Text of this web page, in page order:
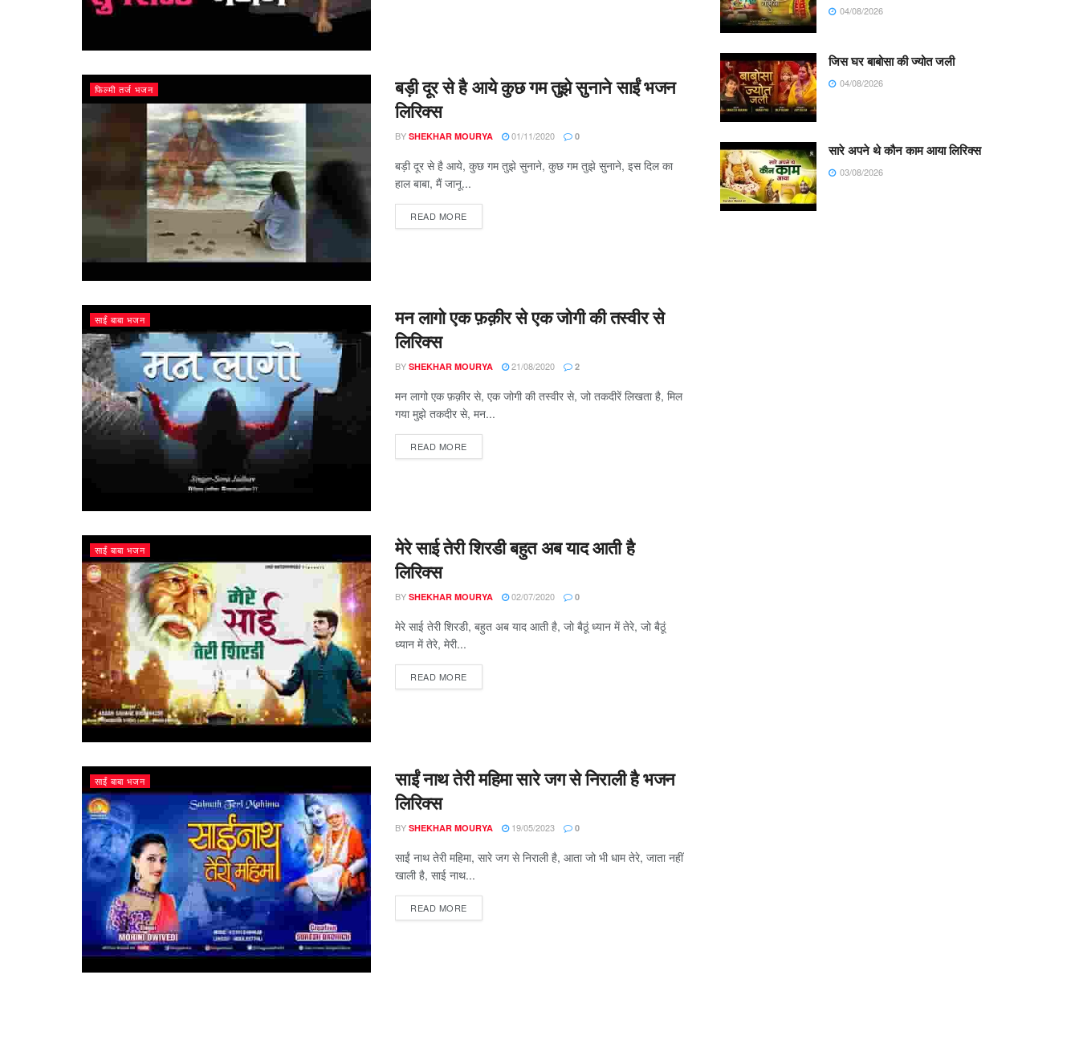
फिल्मी तर्ज भजन
बड़ी दूर से है आये कुछ गम तुझे सुनाने साईं भजन
लिरिक्स
BY SHEKHAR MOURYA 01/11/2020 0
बड़ी दूर से है आये, कुछ गम तुझे सुनाने, कुछ गम तुझे सुनाने, इस दिल का
हाल बाबा, मैं जानू...
READ MOREDETAILS
साईं बाबा भजन
मन लागो एक फ़क़ीर से एक जोगी की तस्वीर से
लिरिक्स
BY SHEKHAR MOURYA 21/08/2020 2
मन लागो एक फ़क़ीर से, एक जोगी की तस्वीर से, जो तकदीरें लिखता है, मिल
गया मुझे तकदीर से, मन...
READ MOREDETAILS
साईं बाबा भजन
मेरे साई तेरी शिरडी बहुत अब याद आती है
लिरिक्स
BY SHEKHAR MOURYA 02/07/2020 0
मेरे साई तेरी शिरडी, बहुत अब याद आती है, जो बैठूं ध्यान में तेरे, जो बैठूं
ध्यान में तेरे, मेरी...
READ MOREDETAILS
साईं बाबा भजन
साईं नाथ तेरी महिमा सारे जग से निराली है भजन
लिरिक्स
BY SHEKHAR MOURYA 19/05/2023 0
साईं नाथ तेरी महिमा, सारे जग से निराली है, आता जो भी धाम तेरे, जाता नहीं
खाली है, साई नाथ...
READ MOREDETAILS
04/08/2026
जिस घर बाबोसा की ज्योत जली
04/08/2026
सारे अपने थे कौन काम आया लिरिक्स
03/08/2026